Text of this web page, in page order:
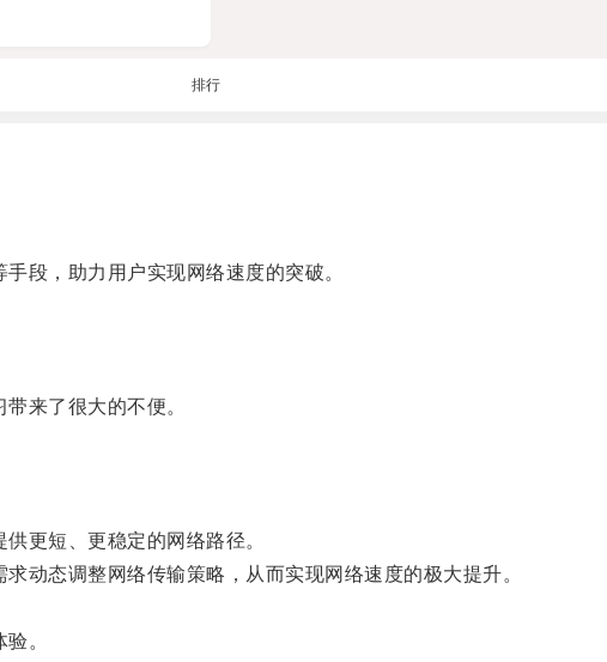
排行
段，助力用户实现网络速度的突破。
来了很大的不便。
更短、更稳定的网络路径。
态调整网络传输策略，从而实现网络速度的极大提升。
。